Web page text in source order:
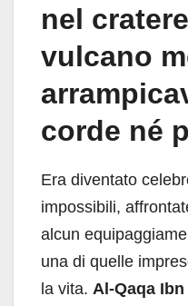
nel
vulcano
corde né
Era diventato
impossibili,
alcun
una di quelle
la vita. Al-Qaqa